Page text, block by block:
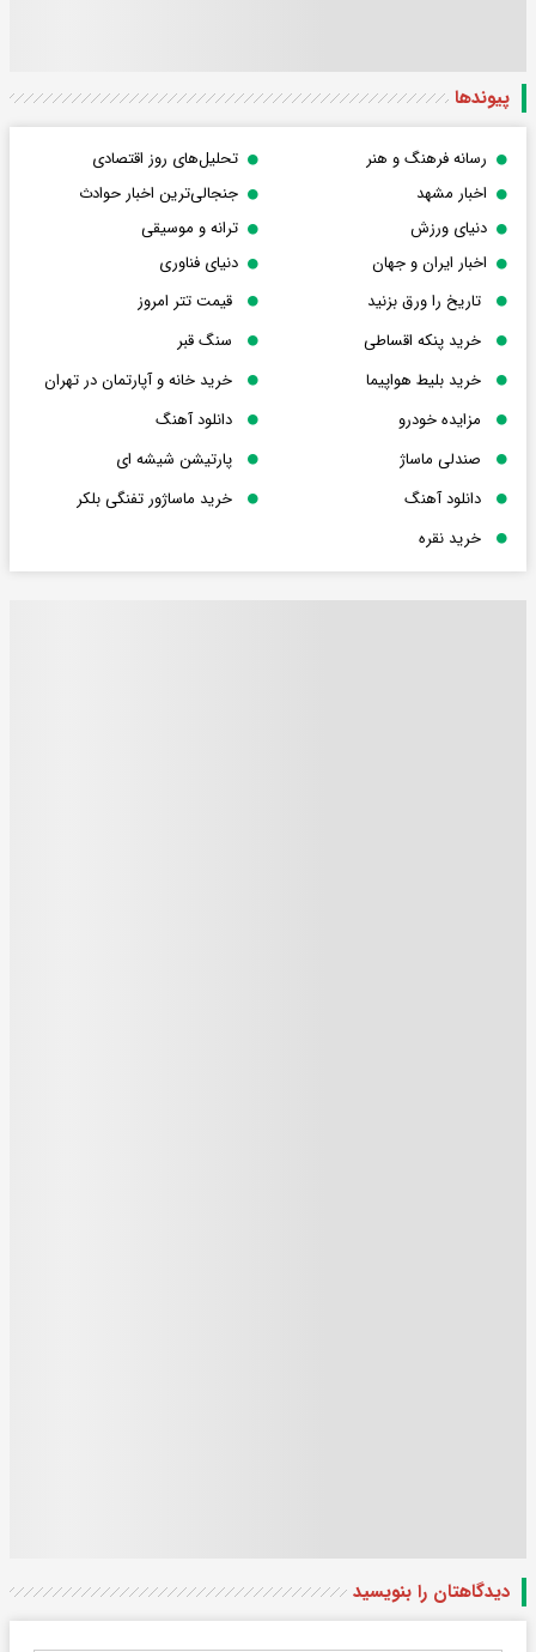
پیوندها
رسانه فرهنگ و هنر
تحلیل‌های روز اقتصادی
اخبار مشهد
جنجالی‌ترین اخبار حوادث
دنیای ورزش
ترانه و موسیقی
اخبار ایران و جهان
دنیای فناوری
تاریخ را ورق بزنید
قیمت تتر امروز
خرید پنکه اقساطی
سنگ قبر
خرید بلیط هواپیما
خرید خانه و آپارتمان در تهران
مزایده خودرو
دانلود آهنگ
صندلی ماساژ
پارتیشن شیشه ای
دانلود آهنگ
خرید ماساژور تفنگی بلکر
خرید نقره
دیدگاهتان را بنویسید